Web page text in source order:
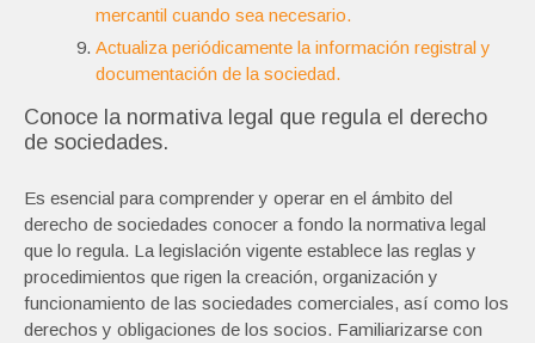
mercantil cuando sea necesario.
Actualiza periódicamente la información registral y
documentación de la sociedad.
Conoce la normativa legal que regula el derecho
de sociedades.
Es esencial para comprender y operar en el ámbito del
derecho de sociedades conocer a fondo la normativa legal
que lo regula. La legislación vigente establece las reglas y
procedimientos que rigen la creación, organización y
funcionamiento de las sociedades comerciales, así como los
derechos y obligaciones de los socios. Familiarizarse con